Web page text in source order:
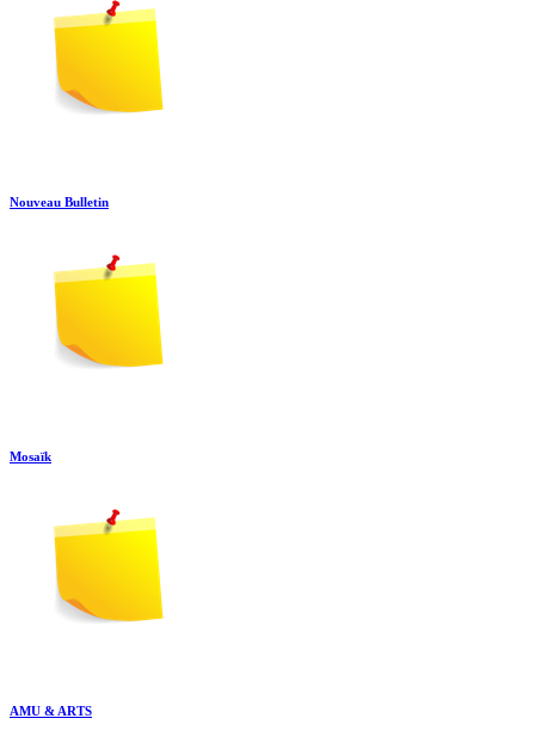
Nouveau Bulletin
Mosaïk
AMU & ARTS